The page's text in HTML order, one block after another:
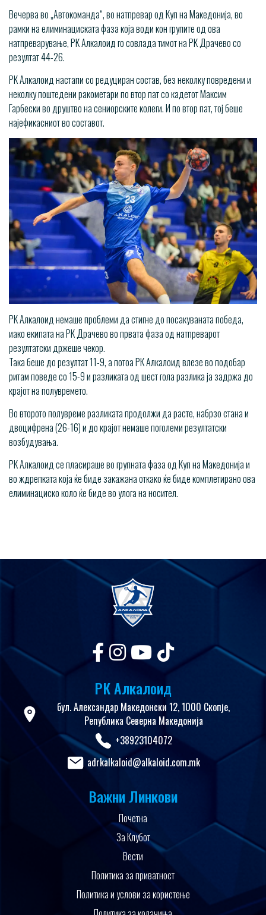
Вечерва во „Автокоманда“, во натпревар од Куп на Македонија, во
рамки на елиминациската фаза која води кон групите од ова
натпреварување, РК Алкалоид го совлада тимот на РК Драчево со
резултат 44-26.
РК Алкалоид настапи со редуциран состав, без неколку повредени и
неколку поштедени ракометари по втор пат со кадетот Максим
Гарбески во друштво на сениорските колеги. И по втор пат, тој беше
најефикасниот во составот.
РК Алкалоид немаше проблеми да стигне до посакуваната победа,
иако екипата на РК Драчево во првата фаза од натпреварот
резултатски држеше чекор.
Така беше до резултат 11-9, а потоа РК Алкалоид влезе во подобар
ритам поведе со 15-9 и разликата од шест гола разлика ја задржа до
крајот на полувремето.
Во второто полувреме разликата продолжи да расте, набрзо стана и
двоцифрена (26-16) и до крајот немаше поголеми резултатски
возбудувања.
РК Алкалоид се пласираше во групната фаза од Куп на Македонија и
во ждрепката која ќе биде закажана откако ќе биде комплетирано ова
елиминациско коло ќе биде во улога на носител.
РК Алкалоид
бул. Александар Македонски 12, 1000 Скопје,
Република Северна Македонија
+38923104072
adrkalkaloid@alkaloid.com.mk
Важни Линкови
Почетна
За Клубот
Вести
Политика за приватност
Политика и услови за користење